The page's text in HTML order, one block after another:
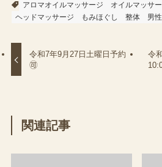
アロマオイルマッサージ
オイルマッサ
ヘッドマッサージ
もみほぐし 整体 男
令和7年9月27日土曜日予約
🉑
令
関連記事